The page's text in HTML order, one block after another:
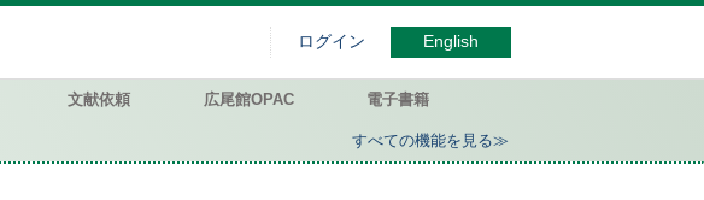
ログイン English
文献依頼 広尾館OPAC 電子書籍
すべての機能を見る≫